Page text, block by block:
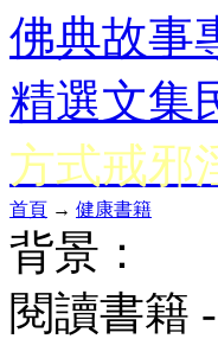
佛典故事
精選文集
方式戒邪
首頁 → 健康書籍
背景：
閱讀書籍